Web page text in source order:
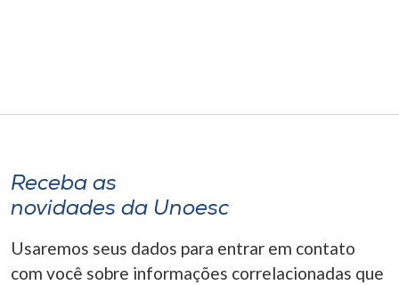
A+
Receba as
novidades da Unoesc
Usaremos seus dados para entrar em contato
com você sobre informações correlacionadas que